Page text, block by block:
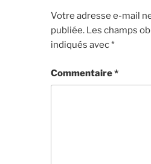
Votre adresse e-mail
publiée. Les champs
indiqués avec*
Commentaire*